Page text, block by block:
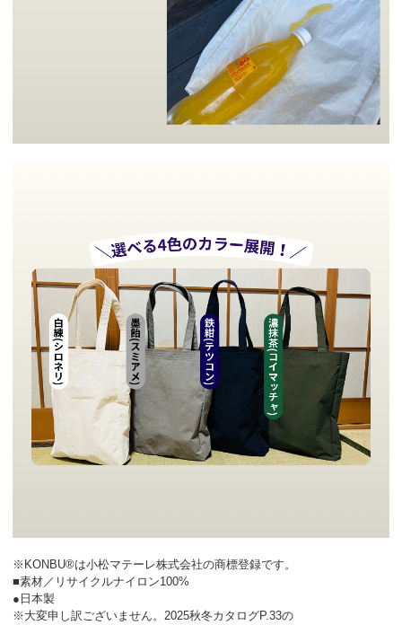
※KONBU®は小松マテーレ株式会社の商標登録です。
■素材／リサイクルナイロン100%
●日本製
※大変申し訳ございません。2025秋冬カタログP.33の